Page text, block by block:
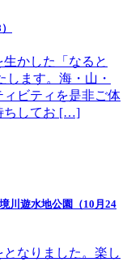
かした「なると
します。海・山・
ビティを是非ご体
ちしてお […]
川遊水地公園（10月24
なりました。楽し